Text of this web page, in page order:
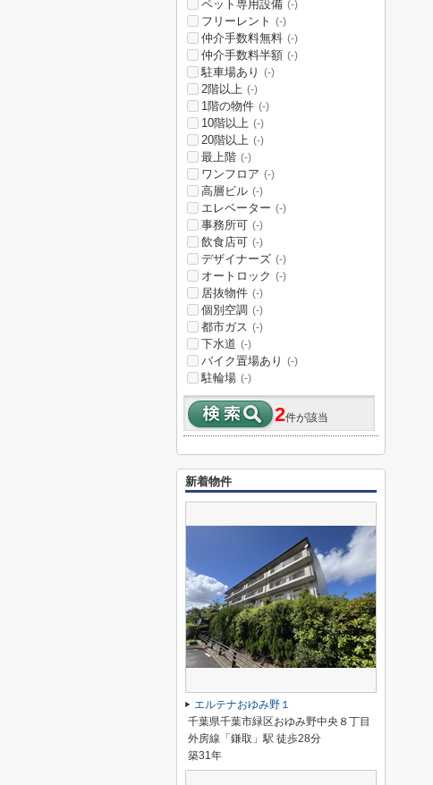
ペット専用設備 (-)
フリーレント (-)
仲介手数料無料 (-)
仲介手数料半額 (-)
駐車場あり (-)
2階以上 (-)
1階の物件 (-)
10階以上 (-)
20階以上 (-)
最上階 (-)
ワンフロア (-)
高層ビル (-)
エレベーター (-)
事務所可 (-)
飲食店可 (-)
デザイナーズ (-)
オートロック (-)
居抜物件 (-)
個別空調 (-)
都市ガス (-)
下水道 (-)
バイク置場あり (-)
駐輪場 (-)
2件が該当
新着物件
エルテナおゆみ野１
千葉県千葉市緑区おゆみ野中央８丁目
外房線「鎌取」駅 徒歩28分
築31年